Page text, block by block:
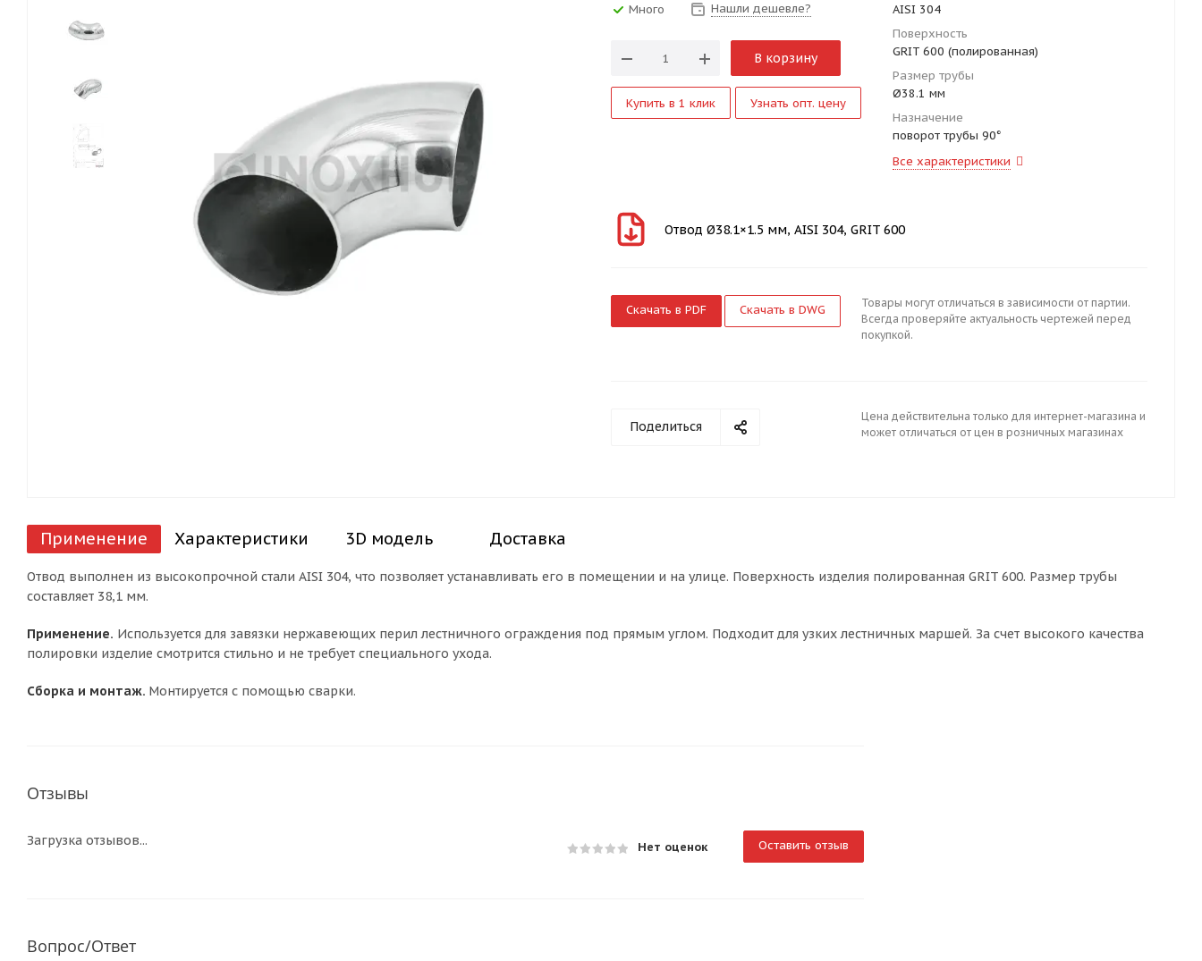
Много Нашли дешевле?
В корзину
Купить в 1 клик Узнать опт. цену
AISI 304
Поверхность
GRIT 600 (полированная)
Размер трубы
Ø38.1 мм
Назначение
поворот трубы 90°
Все характеристики
Отвод Ø38.1×1.5 мм, AISI 304, GRIT 600
Скачать в PDF Скачать в DWG
Товары могут отличаться в зависимости от партии.
Всегда проверяйте актуальность чертежей перед
покупкой.
Поделиться
Цена действительна только для интернет-магазина и
может отличаться от цен в розничных магазинах
Применение Характеристики 3D модель Доставка
Отвод выполнен из высокопрочной стали AISI 304, что позволяет устанавливать его в помещении и на улице. Поверхность изделия полированная GRIT 600. Размер трубы
составляет 38,1 мм.
Применение. Используется для завязки нержавеющих перил лестничного ограждения под прямым углом. Подходит для узких лестничных маршей. За счет высокого качества
полировки изделие смотрится стильно и не требует специального ухода.
Сборка и монтаж. Монтируется с помощью сварки.
Отзывы
Нет оценок Оставить отзыв
Загрузка отзывов...
Вопрос/Ответ